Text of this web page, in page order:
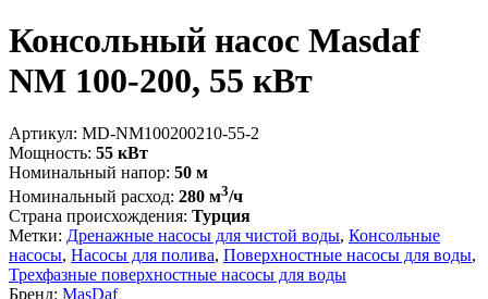
Консольный насос Masdaf
NM 100-200, 55 кВт
Артикул: MD-NM100200210-55-2
Мощность: 55 кВт
Номинальный напор: 50 м
Номинальный расход: 280 м3/ч
Страна происхождения: Турция
Метки: Дренажные насосы для чистой воды, Консольные
насосы, Насосы для полива, Поверхностные насосы для воды,
Трехфазные поверхностные насосы для воды
Бренд: MasDaf